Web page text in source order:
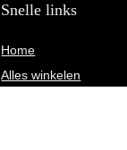
Snelle links
Home
Alles winkelen